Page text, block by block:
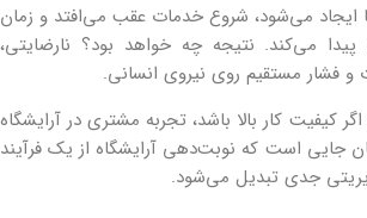
ایجاد می‌شود، شروع خدمات عقب می‌افتد و زمان
پیدا می‌کند. نتیجه چه خواهد بود؟ نارضایتی،
فشار مستقیم روی نیروی انسانی.
کیفیت کار بالا باشد، تجربه مشتری در آرایشگاه
جایی است که نوبت‌دهی آرایشگاه از یک فرآیند
جدی تبدیل می‌شود.